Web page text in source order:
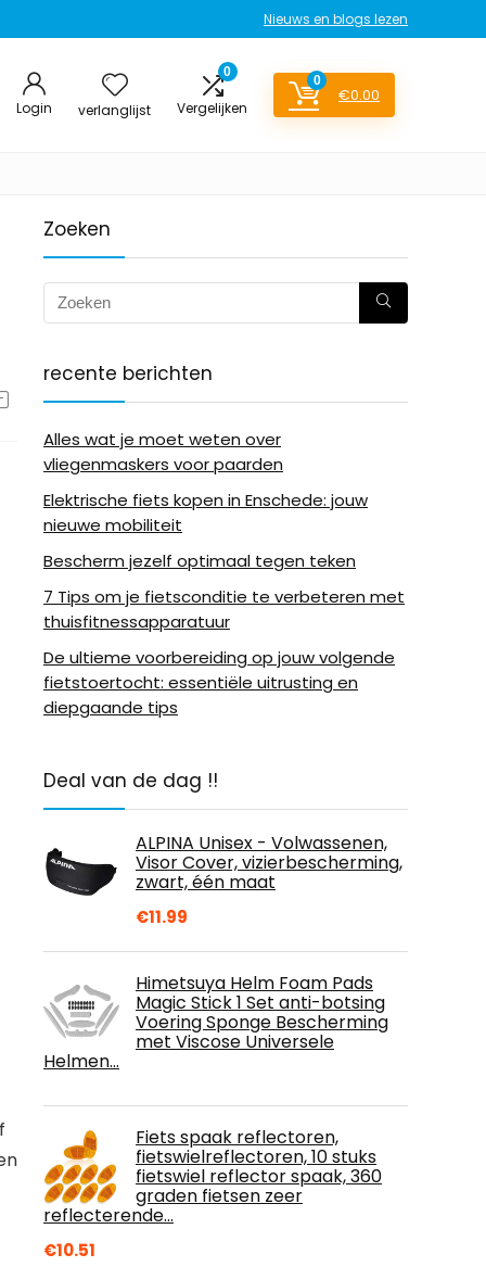
Nieuws en blogs lezen
Login verlanglijst
0
Vergelijken
0
€0.00
Zoeken
recente berichten
Alles wat je moet weten over
vliegenmaskers voor paarden
Elektrische fiets kopen in Enschede: jouw
nieuwe mobiliteit
Bescherm jezelf optimaal tegen teken
7 Tips om je fietsconditie te verbeteren met
thuisfitnessapparatuur
De ultieme voorbereiding op jouw volgende
fietstoertocht: essentiële uitrusting en
diepgaande tips
Deal van de dag !!
ALPINA Unisex - Volwassenen,
Visor Cover, vizierbescherming,
zwart, één maat
€11.99
Himetsuya Helm Foam Pads
Magic Stick 1 Set anti-botsing
Voering Sponge Bescherming
met Viscose Universele
Helmen…
Fiets spaak reflectoren,
fietswielreflectoren, 10 stuks
fietswiel reflector spaak, 360
graden fietsen zeer
reflecterende…
€10.51